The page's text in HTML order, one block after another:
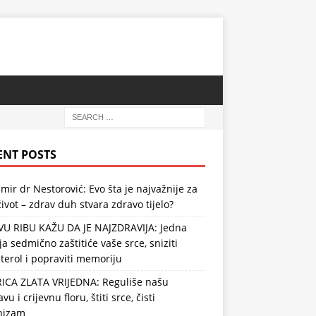
POSTS
dr Nestorović: Evo šta je najvažnije za
– zdrav duh stvara zdravo tijelo?
RIBU KAŽU DA JE NAJZDRAVIJA: Jedna
sedmično zaštitiće vaše srce, sniziti
i popraviti memoriju
ZLATA VRIJEDNA: Reguliše našu
i crijevnu floru, štiti srce, čisti